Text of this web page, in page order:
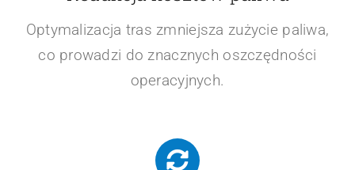
Optymalizacja tras zmniejsza zużycie paliwa,
co prowadzi do znacznych oszczędności
operacyjnych.